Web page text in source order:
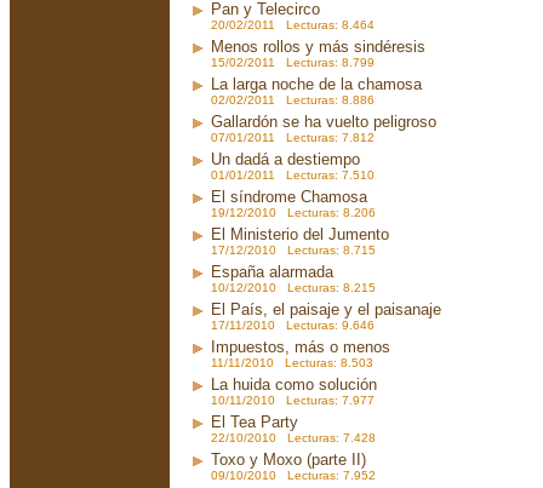
Pan y Telecirco
20/02/2011 Lecturas: 8.464
Menos rollos y más sindéresis
15/02/2011 Lecturas: 8.799
La larga noche de la chamosa
02/02/2011 Lecturas: 8.886
Gallardón se ha vuelto peligroso
07/01/2011 Lecturas: 7.812
Un dadá a destiempo
01/01/2011 Lecturas: 7.510
El síndrome Chamosa
19/12/2010 Lecturas: 8.206
El Ministerio del Jumento
17/12/2010 Lecturas: 8.715
España alarmada
10/12/2010 Lecturas: 8.215
El País, el paisaje y el paisanaje
17/11/2010 Lecturas: 9.646
Impuestos, más o menos
11/11/2010 Lecturas: 8.503
La huida como solución
10/11/2010 Lecturas: 7.977
El Tea Party
22/10/2010 Lecturas: 7.428
Toxo y Moxo (parte II)
09/10/2010 Lecturas: 7.952